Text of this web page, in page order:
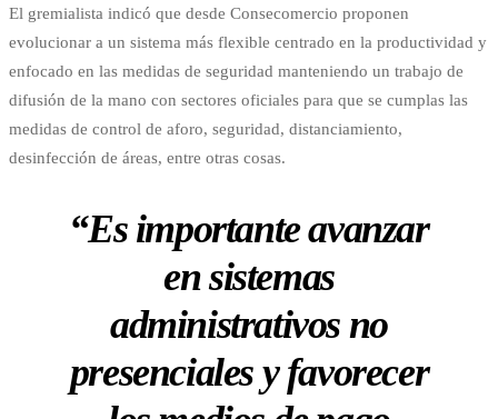
El gremialista indicó que desde Consecomercio proponen
evolucionar a un sistema más flexible centrado en la productividad y
enfocado en las medidas de seguridad manteniendo un trabajo de
difusión de la mano con sectores oficiales para que se cumplas las
medidas de control de aforo, seguridad, distanciamiento,
desinfección de áreas, entre otras cosas.
“Es importante avanzar
en sistemas
administrativos no
presenciales y favorecer